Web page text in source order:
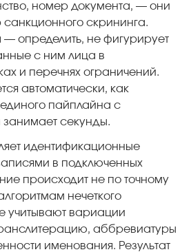
номер документа, — они
санкционного скрининга.
— определить, не фигурирует
с ним лица в
и перечнях ограничений.
автоматически, как
пайплайна с
секунды.
идентификационные
в подключенных
происходит не по точному
нечеткого
учитывают вариации
аббревиатуры
именования. Результат